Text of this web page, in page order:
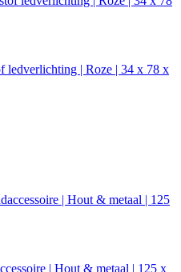
ledverlichting | Roze | 34 x 78 x
| Hout & metaal | 125 x